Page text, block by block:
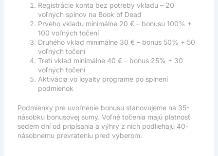
Registrácie konta bez potreby vkladu – 20
voľných spinov na Book of Dead
Prvého vkladu minimálne 20 € – bonusu 100% +
100 voľných točení
Druhého vklad minimálne 30 € – bonus 50% + 50
voľných točení
Tretí vklad minimálne 40 € – bonus 25% + 30
voľných točení
Aktivácia vo loyalty programe po splnení
podmienok
Podmienky pre uvoľnenie bonusu stanovujeme na 35-
násobku bonusovej sumy. Voľné točenia majú platnosť
sedem dní od pripísania a výhry z nich podliehajú 40-
násobnému prevrateniu pred výberom.